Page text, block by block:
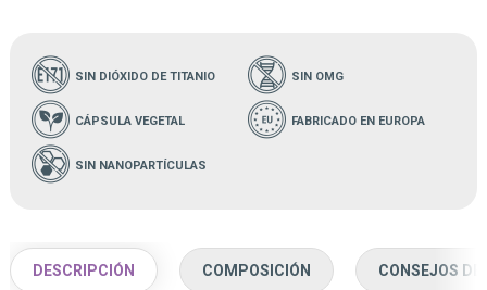
SIN DIÓXIDO DE TITANIO SIN OMG
CÁPSULA VEGETAL FABRICADO EN EUROPA
SIN NANOPARTÍCULAS
DESCRIPCIÓN COMPOSICIÓN CONSEJOS DE